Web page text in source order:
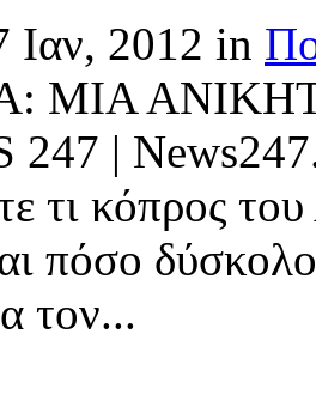
Ιαν, 2012 in
ΜΙΑ
|
τι κόπρος
πόσο
τον...